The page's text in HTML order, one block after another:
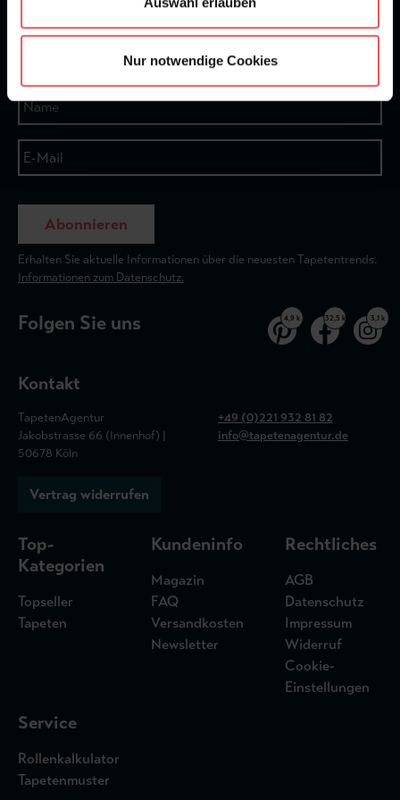
Nur notwendige Cookies
Bei 1245 Bewertungen
Newsletter
Abonnieren
Erhalten Sie aktuelle Informationen über die neuesten Tapetentrends.
Informationen zum Datenschutz.
Folgen Sie uns 4,9 k 32,5 k 3,1 k
Kontakt
TapetenAgentur
Jakobstrasse 66 (Innenhof) |
50678 Köln
+49 (0)221 932 81 82
info@tapetenagentur.de
Vertrag widerrufen
Top-
Kategorien
Topseller
Tapeten
Kundeninfo
Magazin
FAQ
Versandkosten
Newsletter
Rechtliches
AGB
Datenschutz
Impressum
Widerruf
Cookie-
Einstellungen
Service
Rollenkalkulator
Tapetenmuster